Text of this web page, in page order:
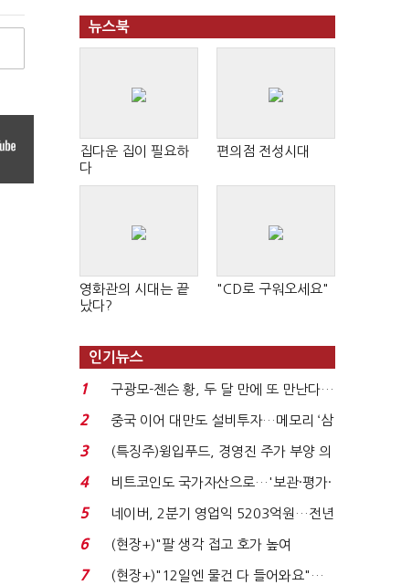
뉴스북
집다운 집이 필요하
다
편의점 전성시대
영화관의 시대는 끝
났다?
"CD로 구워오세요"
인기뉴스
1
구광모-젠슨 황, 두 달 만에 또 만난다…
로봇·AI 등 논...
2
중국 이어 대만도 설비투자…메모리 ‘삼
국전쟁’
3
(특징주)윙입푸드, 경영진 주가 부양 의
지에 상한가...
4
비트코인도 국가자산으로…'보관·평가·
처분' 기준은 ...
5
네이버, 2분기 영업익 5203억원…전년
비 0.2% 감소...
6
(현장+)"팔 생각 접고 호가 높여
요"…'덜 똘똘한 한 채' 20...
7 (현장+)"12일엔 물건 다 들어와요"…